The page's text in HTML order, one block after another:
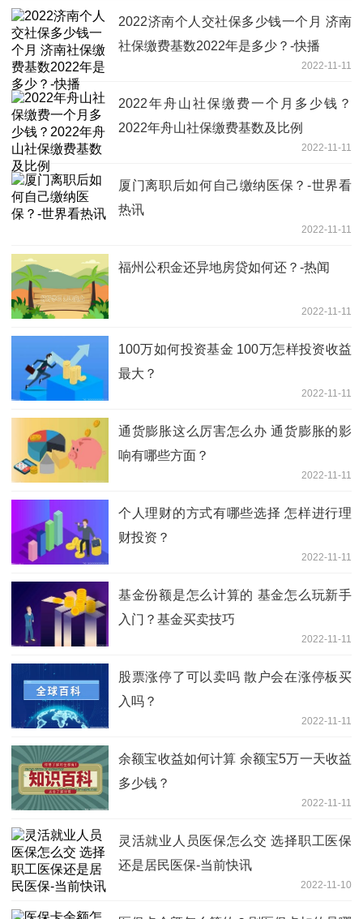
2022济南个人交社保多少钱一个月 济南
社保缴费基数2022年是多少？-快播
2022-11-11
2022年舟山社保缴费一个月多少钱？
2022年舟山社保缴费基数及比例
2022-11-11
厦门离职后如何自己缴纳医保？-世界看
热讯
2022-11-11
福州公积金还异地房贷如何还？-热闻
2022-11-11
100万如何投资基金 100万怎样投资收益
最大？
2022-11-11
通货膨胀这么厉害怎么办 通货膨胀的影
响有哪些方面？
2022-11-11
个人理财的方式有哪些选择 怎样进行理
财投资？
2022-11-11
基金份额是怎么计算的 基金怎么玩新手
入门？基金买卖技巧
2022-11-11
股票涨停了可以卖吗 散户会在涨停板买
入吗？
2022-11-11
余额宝收益如何计算 余额宝5万一天收益
多少钱？
2022-11-11
灵活就业人员医保怎么交 选择职工医保
还是居民医保-当前快讯
2022-11-10